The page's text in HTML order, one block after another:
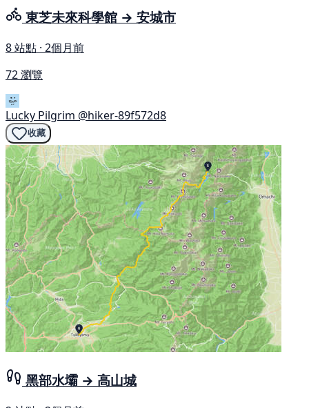
東芝未來科學館 → 安城市
8 站點 · 2個月前
72 瀏覽
Lucky Pilgrim @hiker-89f572d8
收藏
黑部水壩 → 高山城